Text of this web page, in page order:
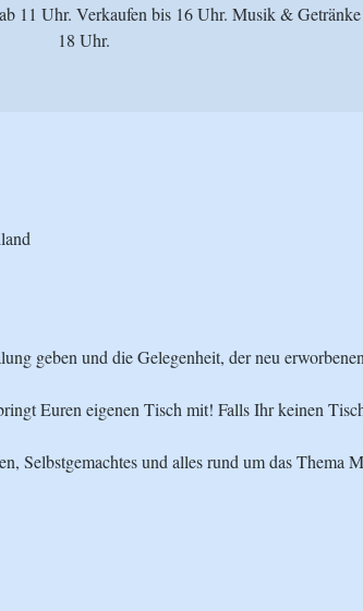
11 Uhr. Verkaufen bis 16 Uhr. Musik &
18 Uhr.
geben und die Gelegenheit, der neu
Euren eigenen Tisch mit! Falls Ihr keinen
Selbstgemachtes und alles rund um das Thema